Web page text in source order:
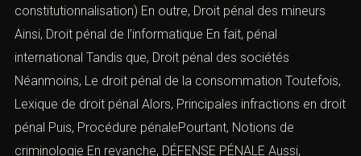
Et ensuite (La notion de
constitutionnalisation)
pénal des nuisances (La notion de
constitutionnalisation) Donc, pénal routier infractions(La
notion de constitutionnalisation) Outre cela,Droit pénal